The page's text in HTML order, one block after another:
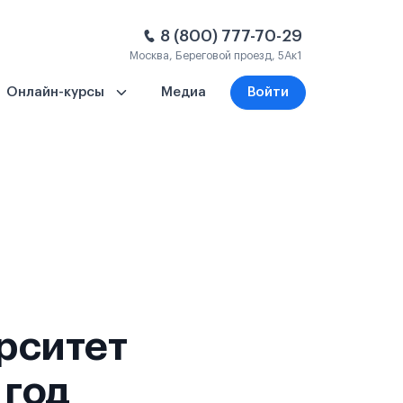
8 (800) 777-70-29
Москва, Береговой проезд, 5Ак1
Онлайн-курсы Медиа Войти